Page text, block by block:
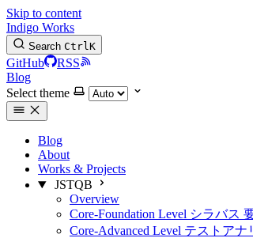
Skip to content
Indigo Works
Search CtrlK
GitHub
RSS
Blog
Select theme
Blog
About
Works & Projects
JSTQB
Overview
Core-Foundation Level シラバス
Core-Advanced Level テストア